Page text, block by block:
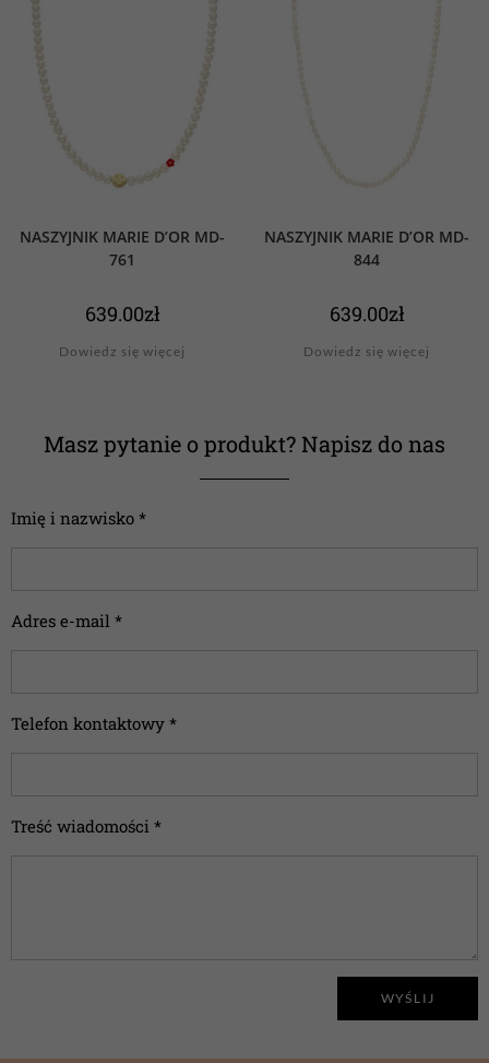
NASZYJNIK MARIE D’OR MD-
761
639.00zł
Dowiedz się więcej
NASZYJNIK MARIE D’OR MD-
844
639.00zł
Dowiedz się więcej
Masz pytanie o produkt? Napisz do nas
Imię i nazwisko *
Adres e-mail *
Telefon kontaktowy *
Treść wiadomości *
WYŚLIJ